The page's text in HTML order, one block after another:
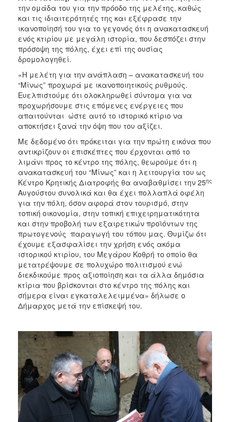
την ομάδα του για την πρόοδο της μελέτης, καθώς
και τις ιδιαιτερότητές της και εξέφρασε την
ικανοποίησή του για το γεγονός ότι η ανακατασκευή
ενός κτιρίου με μεγάλη ιστορία, που δεσπόζει στην
πρόσοψη της πόλης, έχει επί της ουσίας
δρομολογηθεί.
«Η μελέτη για την ανάπλαση – ανακατασκευή του
“Μίνως” προχωρά με ικανοποιητικούς ρυθμούς.
Ευελπιστούμε ότι ολοκληρωθεί σύντομα για να
προχωρήσουμε στις επόμενες ενέργειες που
απαιτούνται ώστε αυτό το ιστορικό κτίριο να
αποκτήσει ξανά την όψη που του αξίζει.
Με δεδομένο ότι πρόκειται για την πρώτη εικόνα που
αντικρίζουν οι επισκέπτες που έρχονται από το
λιμάνι προς το κέντρο της πόλης, θεωρούμε ότι η
ανακατασκευή του “Μίνως” και η λειτουργία του ως
Κέντρο Κρητικής Διατροφής θα αναβαθμίσει την 25ης
Αυγούστου συνολικά και θα έχει πολλαπλά οφέλη
για την πόλη, όσον αφορά στον τουρισμό, στην
τοπική οικονομία, στην τοπική επιχειρηματικότητα
και στην προβολή των εξαιρετικών προϊόντων της
πρωτογενούς παραγωγή του τόπου μας. Θυμίζω ότι
έχουμε εξασφαλίσει την χρήση ενός ακόμα
ιστορικού κτιρίου, του Μεγάρου Κοθρή το οποίο θα
μετατρέψουμε σε πολυχώρο πολιτισμού ενώ
διεκδικούμε προς αξιοποίηση και τα άλλα δημόσια
κτίρια που βρίσκονται στο κέντρο της πόλης και
σήμερα είναι εγκαταλελειμμένα» δήλωσε ο
Δήμαρχος μετά την επίσκεψή του.